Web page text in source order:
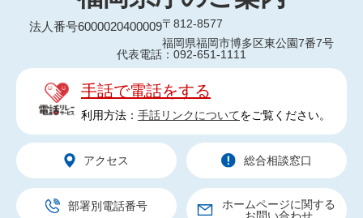
法人番号6000020400009〒812-8577
福岡県福岡市博多区東公園7番7号
代表電話：092-651-1111
手話で電話をする
利用方法： 手話リンクについてをご覧ください。
アクセス 総合相談窓口
部署別電話番号
ホームページに関する